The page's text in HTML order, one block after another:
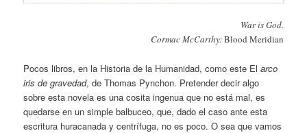
War is God.
Cormac McCarthy:Blood Meridian
Pocos libros, en la Historia de la Humanidad, como este Elarco
iris de gravedad, de Thomas Pynchon. Pretender decir algo
sobre esta novela es una cosita ingenua que no está mal, es
quedarse en un simple balbuceo, que, dado el caso ante esta
escritura huracanada y centrífuga, no es poco. O sea que vamos